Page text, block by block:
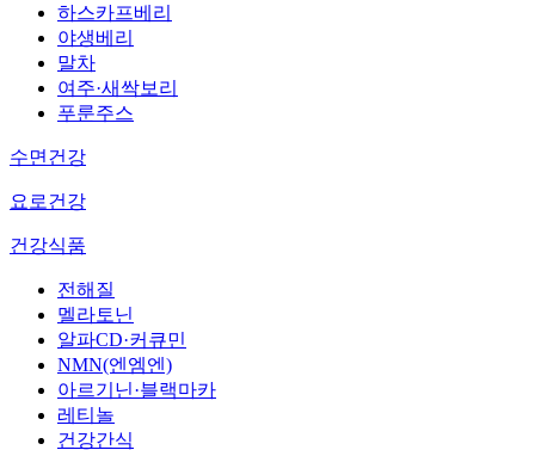
하스카프베리
야생베리
말차
여주·새싹보리
푸룬주스
수면건강
요로건강
건강식품
전해질
멜라토닌
알파CD·커큐민
NMN(엔엠엔)
아르기닌·블랙마카
레티놀
건강간식